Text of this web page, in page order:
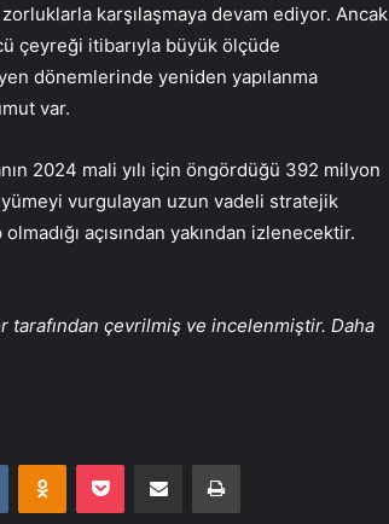
karşılaşmaya devam ediyor. Ancak
çeyreği itibarıyla büyük ölçüde
dönemlerinde yeniden yapılanma
var.
2024 mali yılı için öngördüğü 392 milyon
vurgulayan uzun vadeli stratejik
açısından yakından izlenecektir.
tarafından çevrilmiş ve incelenmiştir. Daha
VKontakteOdnoklassniki
Pocket E-Posta ile paylaş Yazdır